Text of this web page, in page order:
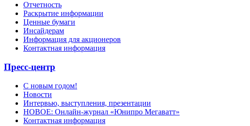
Отчетность
Раскрытие информации
Ценные бумаги
Инсайдерам
Информация для акционеров
Контактная информация
Пресс-центр
С новым годом!
Новости
Интервью, выступления, презентации
НОВОЕ: Онлайн-журнал «Юнипро Мегаватт»
Контактная информация